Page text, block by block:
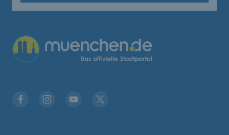
Übergreifende Links